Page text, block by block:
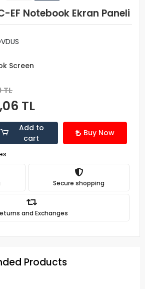
EF Notebook Ekran Paneli
Screen
TL
TL
Add to
cart
Buy Now
Secure shopping
and Exchanges
Products